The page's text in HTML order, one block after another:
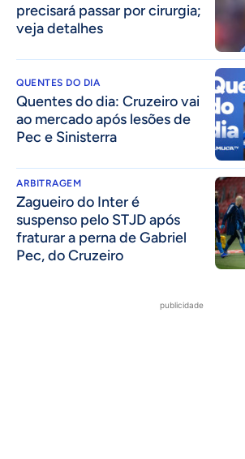
precisará passar por cirurgia;
veja detalhes
QUENTES DO DIA
Quentes do dia: Cruzeiro vai
ao mercado após lesões de
Pec e Sinisterra
ARBITRAGEM
Zagueiro do Inter é
suspenso pelo STJD após
fraturar a perna de Gabriel
Pec, do Cruzeiro
publicidade